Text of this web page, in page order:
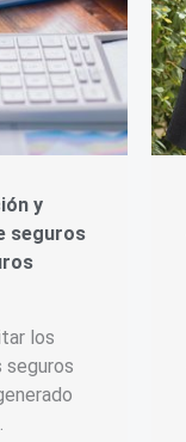
y
seguros
los
seguros